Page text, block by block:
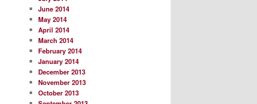
June 2014
May 2014
April 2014
March 2014
February 2014
January 2014
December 2013
November 2013
October 2013